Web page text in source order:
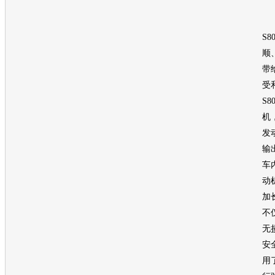
顺
带
受
机
发
输
车
动
加
不
无
安
用